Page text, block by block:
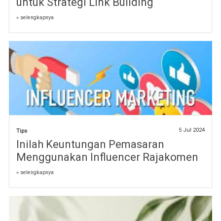
» selengkapnya
Tips 5 Jul 2024
Inilah Keuntungan Pemasaran
Menggunakan Influencer Rajakomen
» selengkapnya